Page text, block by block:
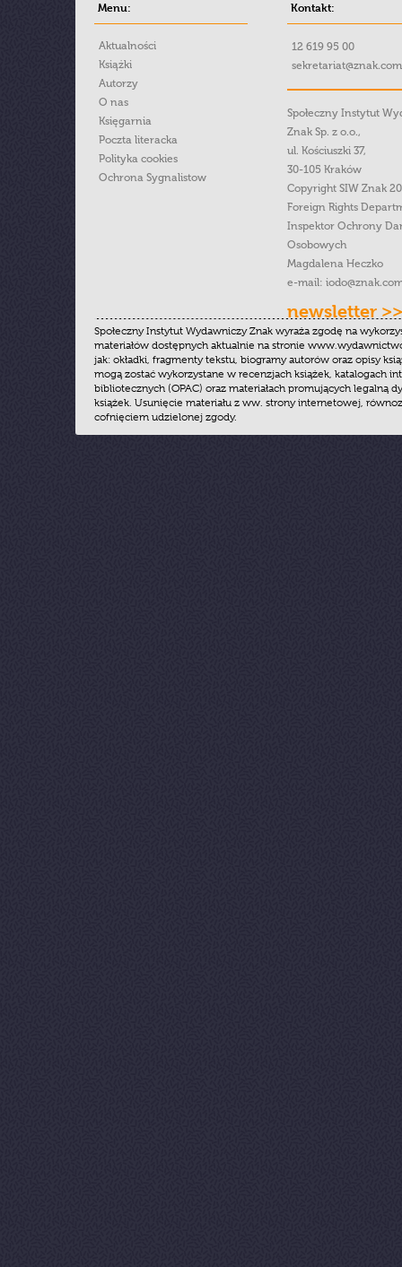
Menu:
Aktualności
Książki
Autorzy
O nas
Księgarnia
Poczta literacka
Polityka cookies
Ochrona Sygnalistow
Kontakt:
12 619 95 00
Społeczny Instytut
Znak Sp. z o.o.,
ul. Kościuszki 37,
30-105 Kraków
Copyright SIW Znak
Foreign Rights
Inspektor Ochrony
Osobowych
Magdalena Heczko
e-mail:
newsletter >>
Społeczny Instytut Wydawniczy Znak wyraża zgodę na
materiałów dostępnych aktualnie na stronie
jak: okładki, fragmenty tekstu, biogramy autorów oraz opisy
mogą zostać wykorzystane w recenzjach książek, katalogach
bibliotecznych (OPAC) oraz materiałach promujących legalną
książek. Usunięcie materiału z ww. strony internetowej,
cofnięciem udzielonej zgody.